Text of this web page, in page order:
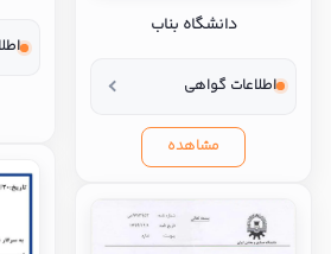
دانشگاه بناب
اطلاعات گواهی
مشاهده